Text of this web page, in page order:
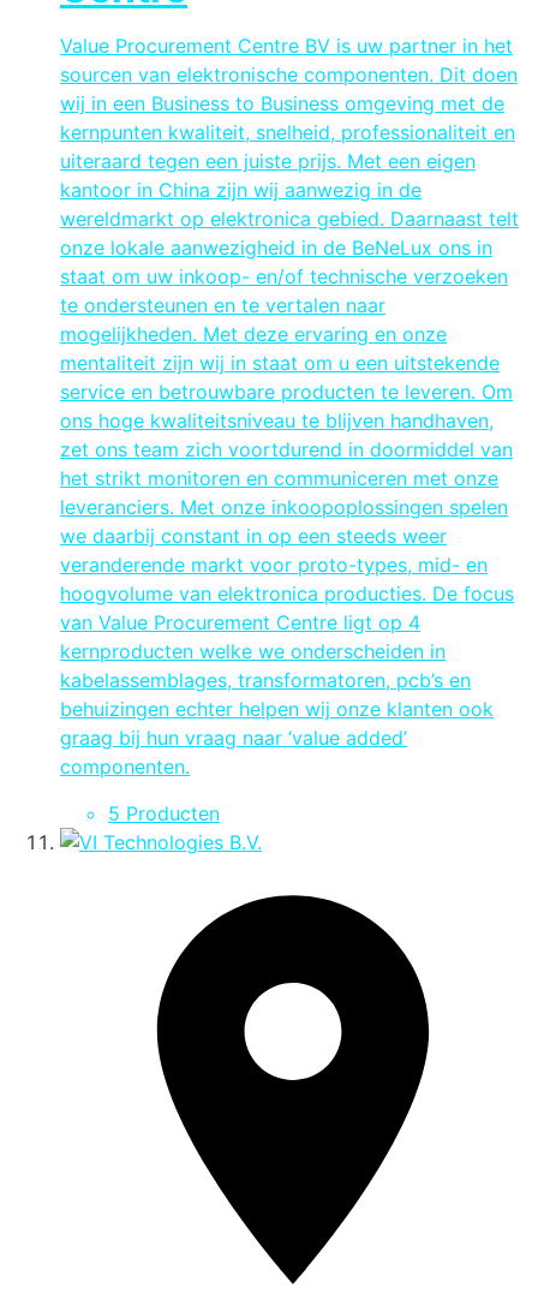
Value Procurement Centre BV is uw partner in het
sourcen van elektronische componenten. Dit doen
wij in een Business to Business omgeving met de
kernpunten kwaliteit, snelheid, professionaliteit en
uiteraard tegen een juiste prijs. Met een eigen
kantoor in China zijn wij aanwezig in de
wereldmarkt op elektronica gebied. Daarnaast telt
onze lokale aanwezigheid in de BeNeLux ons in
staat om uw inkoop- en/of technische verzoeken
te ondersteunen en te vertalen naar
mogelijkheden. Met deze ervaring en onze
mentaliteit zijn wij in staat om u een uitstekende
service en betrouwbare producten te leveren. Om
ons hoge kwaliteitsniveau te blijven handhaven,
zet ons team zich voortdurend in doormiddel van
het strikt monitoren en communiceren met onze
leveranciers. Met onze inkoopoplossingen spelen
we daarbij constant in op een steeds weer
veranderende markt voor proto-types, mid- en
hoogvolume van elektronica producties. De focus
van Value Procurement Centre ligt op 4
kernproducten welke we onderscheiden in
kabelassemblages, transformatoren, pcb’s en
behuizingen echter helpen wij onze klanten ook
graag bij hun vraag naar ‘value added’
componenten.
5 Producten